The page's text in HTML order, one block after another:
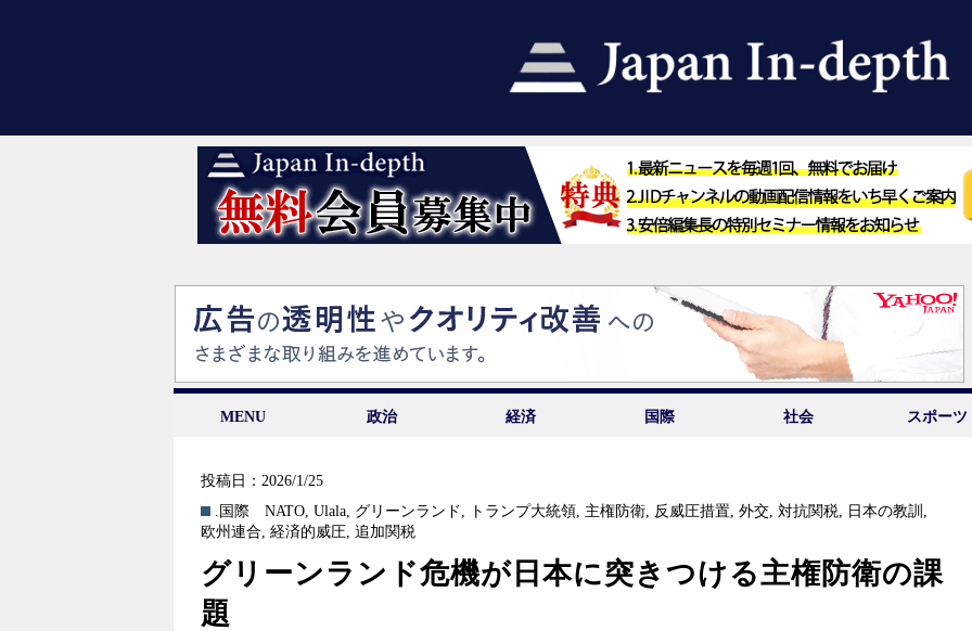
MENU 政治 経済 国際 社会 スポーツ
投稿日：2026/1/25
.国際
NATO,Ulala, グリーンランド , トランプ大統領, 主権防衛, 反威圧措置,外交,対抗関税, 日本の教訓 ,
欧州連合, 経済的威圧, 追加関税
グリーンランド危機が日本に突きつける主権防衛の課
題